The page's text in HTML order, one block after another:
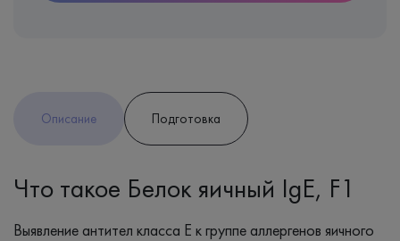
Описание Подготовка
Что такое Белок яичный IgE, F1
Выявление антител класса Е к группе аллергенов яичного